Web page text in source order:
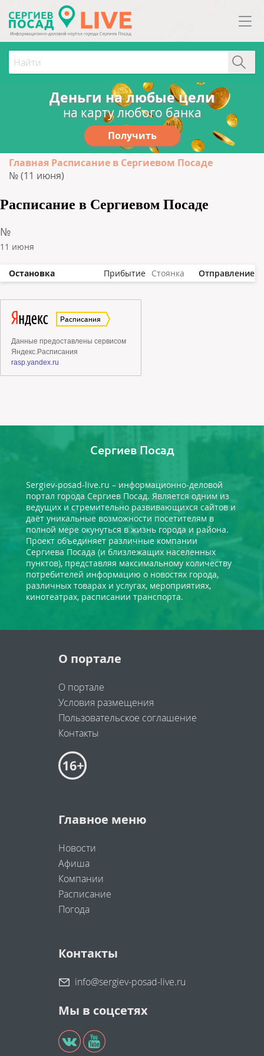
Деньги на любые цели
на карту любого банка
Получить
Главная Расписание в Сергиевом Посаде
№ (11 июня)
Расписание в Сергиевом Посаде
№
11 июня
Остановка Прибытие Стоянка Отправление
Сергиев Посад
Sergiev-posad-live.ru – информационно-деловой
портал города Сергиев Посад. Является одним из
ведущих и стремительно развивающихся сайтов и
даёт уникальные возможности посетителям в
полной мере окунуться в жизнь города и района.
Проект объединяет различные компании
Сергиева Посада (и близлежащих населенных
пунктов), представляя максимальному количеству
потребителей информацию о новостях города,
различных товарах и услугах, мероприятиях,
кинотеатрах, расписании транспорта.
О портале
О портале
Условия размещения
Пользовательское соглашение
Контакты
Главное меню
Новости
Афиша
Компании
Расписание
Погода
Контакты
info@sergiev-posad-live.ru
Мы в соцсетях